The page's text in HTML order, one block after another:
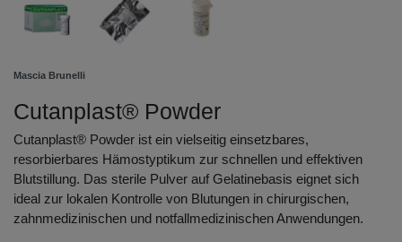
Mascia Brunelli
Cutanplast® Powder
Cutanplast® Powder ist ein vielseitig einsetzbares,
resorbierbares Hämostyptikum zur schnellen und effektiven
Blutstillung. Das sterile Pulver auf Gelatinebasis eignet sich
ideal zur lokalen Kontrolle von Blutungen in chirurgischen,
zahnmedizinischen und notfallmedizinischen Anwendungen.